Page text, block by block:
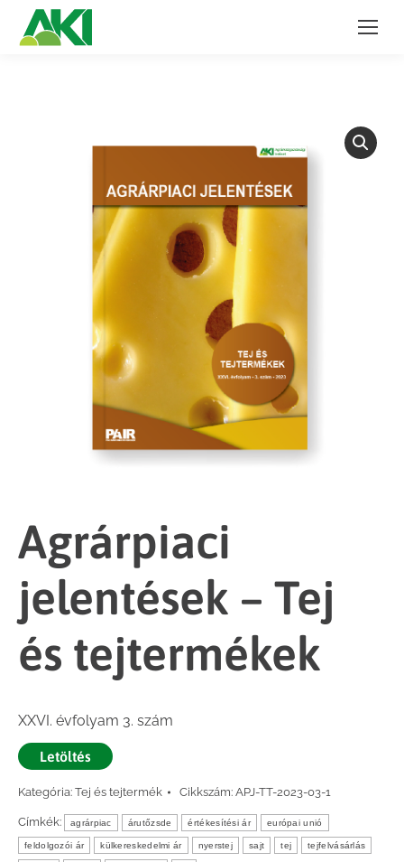
Agrárpiaci
jelentések – Tej
és tejtermékek
XXVI. évfolyam 3. szám
Letöltés
Kategória: Tej és tejtermék Cikkszám: APJ-TT-2023-03-1
Címkék: agrárpiac árutőzsde értékesítési ár európai unió
feldolgozói ár külkereskedelmi ár nyerstej sajt tej tejfelvásárlás